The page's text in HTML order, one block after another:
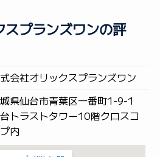
プランズワンの評
会社オリックスプランズワン
県仙台市青葉区一番町1-9-1
トラストタワー10階クロスコ
内